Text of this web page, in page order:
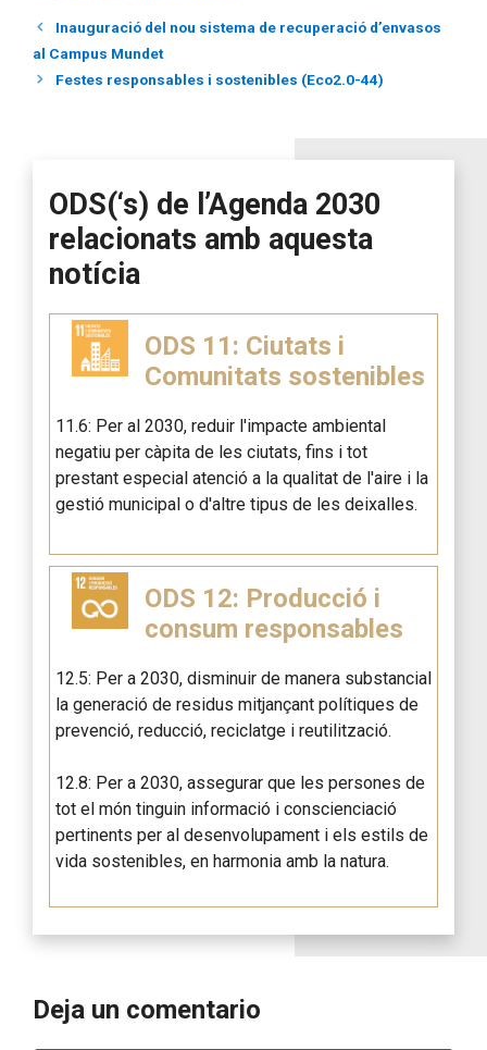
Inauguració del nou sistema de recuperació d’envasos
al Campus Mundet
Festes responsables i sostenibles (Eco2.0-44)
ODS(‘s) de l’Agenda 2030
relacionats amb aquesta
notícia
ODS 11: Ciutats i
Comunitats sostenibles
11.6: Per al 2030, reduir l'impacte ambiental
negatiu per càpita de les ciutats, fins i tot
prestant especial atenció a la qualitat de l'aire i la
gestió municipal o d'altre tipus de les deixalles.
ODS 12: Producció i
consum responsables
12.5: Per a 2030, disminuir de manera substancial
la generació de residus mitjançant polítiques de
prevenció, reducció, reciclatge i reutilització.
12.8: Per a 2030, assegurar que les persones de
tot el món tinguin informació i conscienciació
pertinents per al desenvolupament i els estils de
vida sostenibles, en harmonia amb la natura.
Deja un comentario